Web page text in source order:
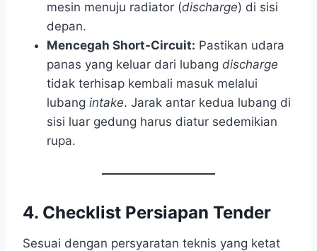
mesin menuju radiator (discharge) di sisi
depan.
Mencegah Short-Circuit: Pastikan udara
panas yang keluar dari lubang discharge
tidak terhisap kembali masuk melalui
lubang intake. Jarak antar kedua lubang di
sisi luar gedung harus diatur sedemikian
rupa.
4. Checklist Persiapan Tender
Sesuai dengan persyaratan teknis yang ketat